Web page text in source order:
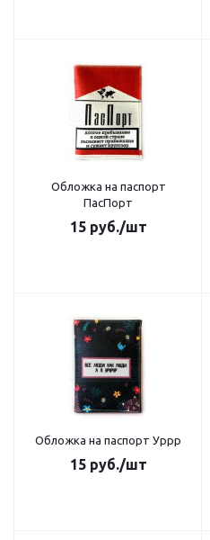
Обложка на паспорт
ПасПорт
15руб./шт
Обложка на паспорт Уррр
15руб./шт